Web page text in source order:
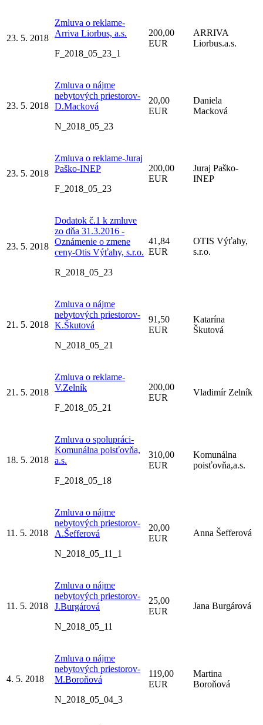
23. 5. 2018
Zmluva o reklame-
Arriva Liorbus, a.s.
F_2018_05_23_1
200,00
EUR
ARRIVA
Liorbus.a.s.
23. 5. 2018
Zmluva o nájme
nebytových priestorov-
D.Macková
N_2018_05_23
20,00
EUR
Daniela
Macková
23. 5. 2018
Zmluva o reklame-Juraj
Paško-INEP
F_2018_05_23
200,00
EUR
Juraj Paško-
INEP
23. 5. 2018
Dodatok č.1 k zmluve
zo dňa 31.3.2016 -
Oznámenie o zmene
ceny-Otis Výťahy, s.r.o.
R_2018_05_23
41,84
EUR
OTIS Výťahy,
s.r.o.
21. 5. 2018
Zmluva o nájme
nebytových priestorov-
K.Škutová
N_2018_05_21
91,50
EUR
Katarína
Škutová
21. 5. 2018
Zmluva o reklame-
V.Zelník
F_2018_05_21
200,00
EUR
Vladimír Zelník
18. 5. 2018
Zmluva o spolupráci-
Komunálna poisťovňa,
a.s.
F_2018_05_18
310,00
EUR
Komunálna
poisťovňa,a.s.
11. 5. 2018
Zmluva o nájme
nebytových priestorov-
A.Šefferová
N_2018_05_11_1
20,00
EUR
Anna Šefferová
11. 5. 2018
Zmluva o nájme
nebytových priestorov-
J.Burgárová
N_2018_05_11
25,00
EUR
Jana Burgárová
4. 5. 2018
Zmluva o nájme
nebytových priestorov-
M.Boroňová
N_2018_05_04_3
119,00
EUR
Martina
Boroňová